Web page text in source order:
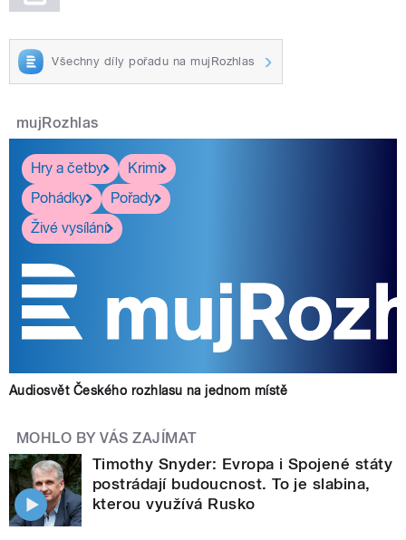
Všechny díly pořadu na mujRozhlas
mujRozhlas
Hry a četby
Krimi
Pohádky
Pořady
Živé vysílání
Audiosvět Českého rozhlasu na jednom místě
MOHLO BY VÁS ZAJÍMAT
Timothy Snyder: Evropa i Spojené státy
postrádají budoucnost. To je slabina,
kterou využívá Rusko